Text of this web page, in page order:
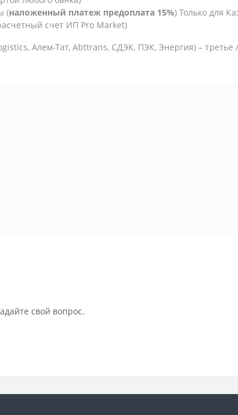
(наложенный платеж предоплата 15%) Только для
счет ИП Pro Market)
Алем-Тат, Abttrans, СДЭК, ПЭК, Энергия) –
свой вопрос.